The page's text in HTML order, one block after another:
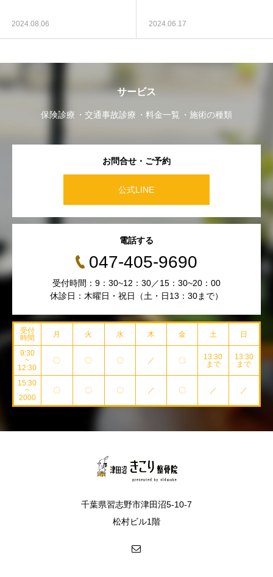
2024.08.06 2024.06.17
サービス
保険診療 交通事故診療 料金一覧 施術の種類
お問合せ・ご予約
公式LINE
電話する
047-405-9690
受付時間：9：30~12：30／15：30~20：00
休診日：木曜日・祝日（土・日13：30まで）
受付
時間
月 火 水 木 金 土 日
9:30
~
12:30
〇 〇 〇 ／ 〇
13:30
まで
13:30
まで
15:30
~
2000
〇 〇 〇 ／ 〇 ／ ／
千葉県習志野市津田沼5-10-7
松村ビル1階